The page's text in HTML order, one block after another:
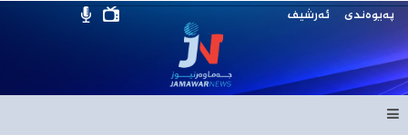
پەیوەندی ئەرشیف